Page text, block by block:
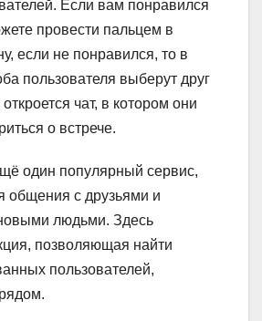
Если вам понравился
провести пальцем в
если не понравился, то в
пользователя выберут друг
чат, в котором они
о встрече.
один популярный сервис,
общения с друзьями и
людьми. Здесь
позволяющая найти
пользователей,